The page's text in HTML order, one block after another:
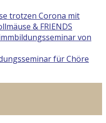
trotzen Corona mit
& FRIENDS
von
für Chöre